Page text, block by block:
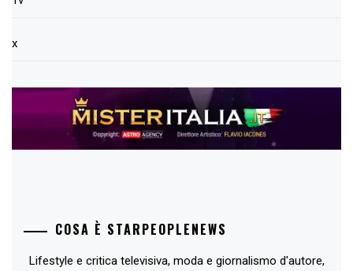
x
COSA È STARPEOPLENEWS
Lifestyle e critica televisiva, moda e giornalismo d'autore,